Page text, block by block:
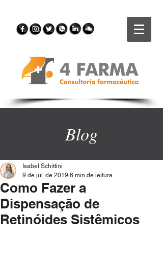
Blog
Como Fazer a
Dispensação de
Retinóides Sistêmicos
Isabel Schittini
9 de jul. de 2019 6 min de leitura